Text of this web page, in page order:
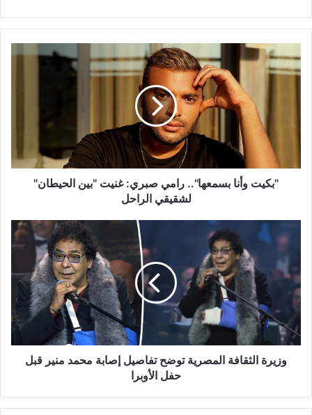
وأنا
بسمعها"..
الحيطان"
لشقيقي
الراحل"بكيت وأنا بسمعها".. رامي صبري: غنيت "بين الحيطان"
لشقيقي الراحل
الثقافة
المصرية
توضح
تفاصيل
إصابة
محمد
منير
قبل
حفلوزيرة الثقافة المصرية توضح تفاصيل إصابة محمد منير قبل
حفل الأوبرا